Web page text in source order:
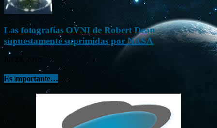
Las fotografías OVNI de Robert Dean
supuestamente suprimidas por NASA
Jul 23, 2015
Es importante…